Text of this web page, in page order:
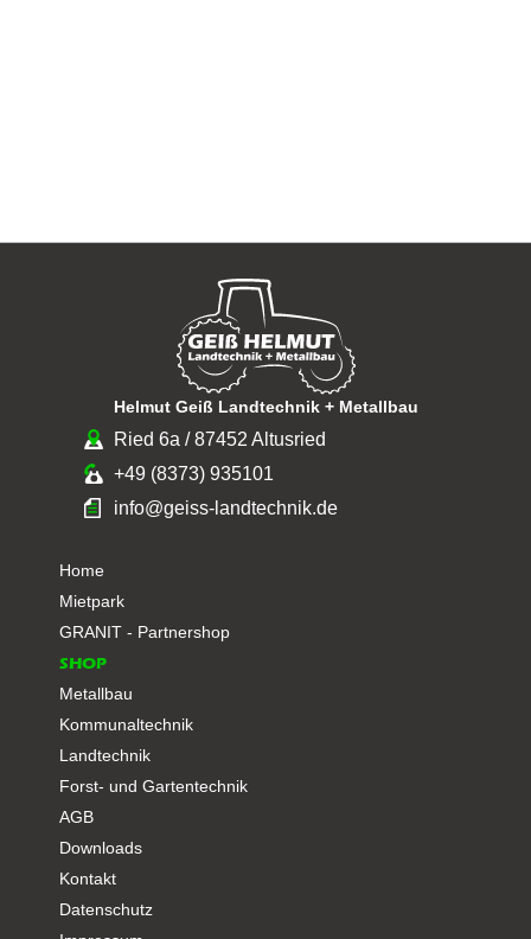
Helmut Geiß Landtechnik + Metallbau
Ried 6a / 87452 Altusried
+49 (8373) 935101
info@geiss-landtechnik.de
Home
Mietpark
GRANIT - Partnershop
SHOP
Metallbau
Kommunaltechnik
Landtechnik
Forst- und Gartentechnik
AGB
Downloads
Kontakt
Datenschutz